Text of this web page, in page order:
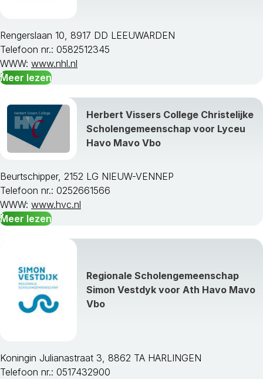
Rengerslaan 10, 8917 DD LEEUWARDEN
Telefoon nr.: 0582512345
WWW: www.nhl.nl
Meer lezen
Herbert Vissers College Christelijke
Scholengemeenschap voor Lyceu
Havo Mavo Vbo
Beurtschipper, 2152 LG NIEUW-VENNEP
Telefoon nr.: 0252661566
WWW: www.hvc.nl
Meer lezen
Regionale Scholengemeenschap
Simon Vestdyk voor Ath Havo Mavo
Vbo
Koningin Julianastraat 3, 8862 TA HARLINGEN
Telefoon nr.: 0517432900